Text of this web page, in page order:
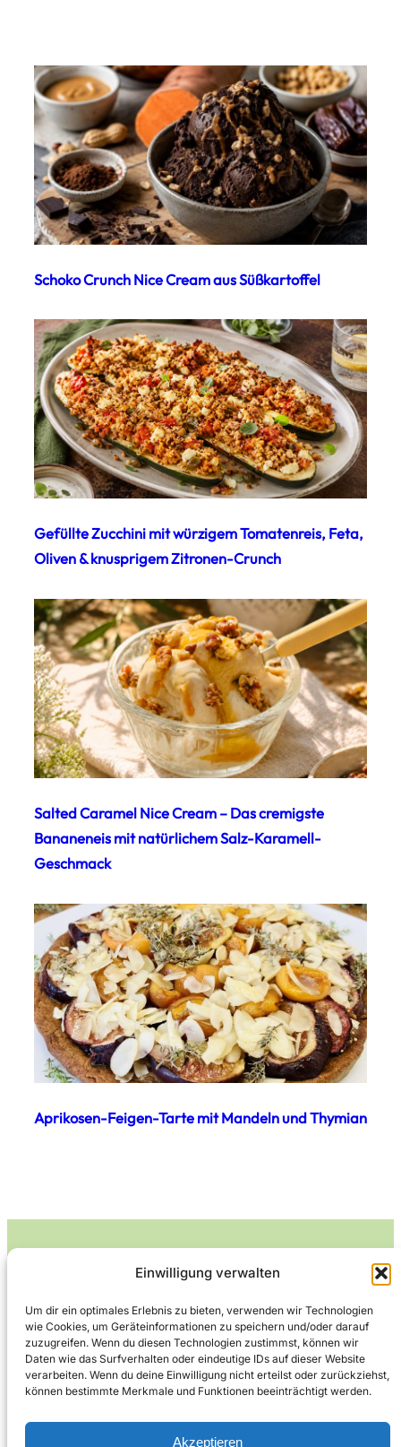
Einwilligung verwalten
Um dir ein optimales Erlebnis zu bieten, verwenden wir Technologien
wie Cookies, um Geräteinformationen zu speichern und/oder darauf
zuzugreifen. Wenn du diesen Technologien zustimmst, können wir
Daten wie das Surfverhalten oder eindeutige IDs auf dieser Website
verarbeiten. Wenn du deine Einwilligung nicht erteilst oder zurückziehst,
können bestimmte Merkmale und Funktionen beeinträchtigt werden.
Akzeptieren
Schoko Crunch Nice Cream aus Süßkartoffel
Gefüllte Zucchini mit würzigem Tomatenreis, Feta,
Oliven & knusprigem Zitronen-Crunch
Salted Caramel Nice Cream – Das cremigste
Bananeneis mit natürlichem Salz-Karamell-
Geschmack
Aprikosen-Feigen-Tarte mit Mandeln und Thymian
Leckerlife
Lecker essen – gesund leben.
Kontakt